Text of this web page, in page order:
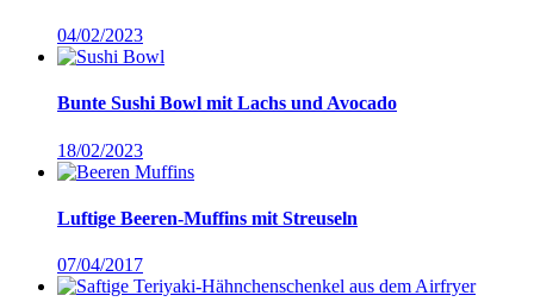
04/02/2023
Bunte Sushi Bowl mit Lachs und Avocado
18/02/2023
Luftige Beeren-Muffins mit Streuseln
07/04/2017